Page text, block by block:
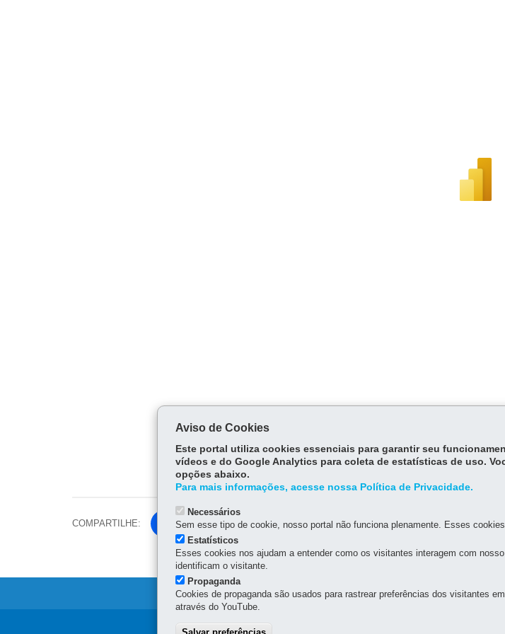
COMPARTILHE:
Fa
ce
bo
ok
Tw
itt
er
MAPA DO SITE
Aviso de Cookies
Este portal utiliza cookies essenciais para garantir seu
vídeos e do Google Analytics para coleta de estatísticas de uso.
opções abaixo.
Para mais informações, acesse nossa Política de Privacidade.
Necessários
Sem esse tipo de cookie, nosso portal não funciona plenamente. Esses
Estatísticos
Esses cookies nos ajudam a entender como os visitantes interagem com
identificam o visitante.
Propaganda
Cookies de propaganda são usados para rastrear preferências dos visitantes
através do YouTube.